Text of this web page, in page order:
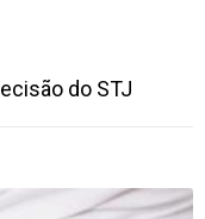
do STJ